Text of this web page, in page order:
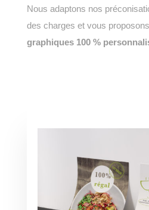
Nous adaptons nos
des charges et vous
graphiques 100 %